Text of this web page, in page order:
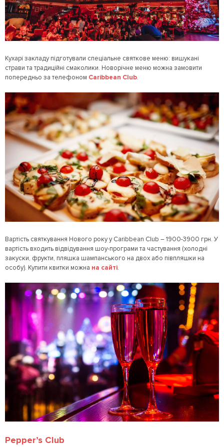
Кухарі закладу підготували спеціальне святкове меню: вишукані
страви та традиційні смаколики. Новорічне меню можна замовити
попередньо за телефоном Caribbean Club.
Вартість святкування Нового року у Caribbean Club – 1900-3900 грн. У
вартість входить відвідування шоу-програми та частування (холодні
закуски, фрукти, пляшка шампанського на двох або півпляшки на
особу). Купити квитки можна на сайті.
Pepper’s Club